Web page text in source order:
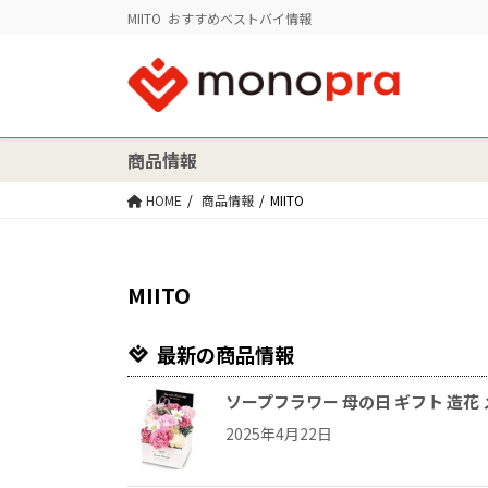
MIITO おすすめベストバイ情報
商品情報
HOME 商品情報 MIITO
MIITO
最新の商品情報
ソープフラワー 母の日 ギフト 造
2025年4月22日